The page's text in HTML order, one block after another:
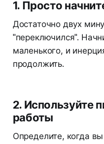
1. Просто
Достаточно двух
"переключился".
маленького, и
продолжить.
2. Используйте
работы
Определите, когда